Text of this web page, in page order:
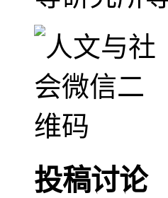
投稿讨论